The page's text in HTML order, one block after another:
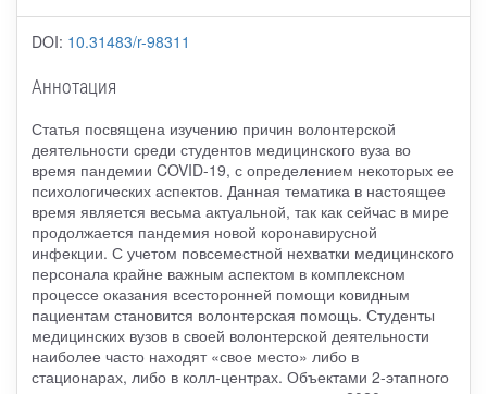
DOI: 10.31483/r-98311
Аннотация
Статья посвящена изучению причин волонтерской
деятельности среди студентов медицинского вуза во
время пандемии COVID-19, с определением некоторых ее
психологических аспектов. Данная тематика в настоящее
время является весьма актуальной, так как сейчас в мире
продолжается пандемия новой коронавирусной
инфекции. С учетом повсеместной нехватки медицинского
персонала крайне важным аспектом в комплексном
процессе оказания всесторонней помощи ковидным
пациентам становится волонтерская помощь. Студенты
медицинских вузов в своей волонтерской деятельности
наиболее часто находят «свое место» либо в
стационарах, либо в колл-центрах. Объектами 2-этапного